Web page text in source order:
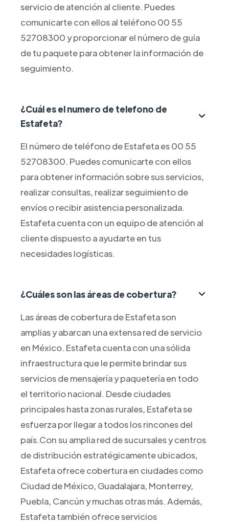
servicio de atención al cliente. Puedes
comunicarte con ellos al teléfono 00 55
52708300 y proporcionar el número de guía
de tu paquete para obtener la información de
seguimiento.
¿Cuál es el numero de telefono de
Estafeta?
El número de teléfono de Estafeta es 00 55
52708300. Puedes comunicarte con ellos
para obtener información sobre sus servicios,
realizar consultas, realizar seguimiento de
envíos o recibir asistencia personalizada.
Estafeta cuenta con un equipo de atención al
cliente dispuesto a ayudarte en tus
necesidades logísticas.
¿Cuáles son las áreas de cobertura?
Las áreas de cobertura de Estafeta son
amplias y abarcan una extensa red de servicio
en México. Estafeta cuenta con una sólida
infraestructura que le permite brindar sus
servicios de mensajería y paquetería en todo
el territorio nacional. Desde ciudades
principales hasta zonas rurales, Estafeta se
esfuerza por llegar a todos los rincones del
país.Con su amplia red de sucursales y centros
de distribución estratégicamente ubicados,
Estafeta ofrece cobertura en ciudades como
Ciudad de México, Guadalajara, Monterrey,
Puebla, Cancún y muchas otras más. Además,
Estafeta también ofrece servicios